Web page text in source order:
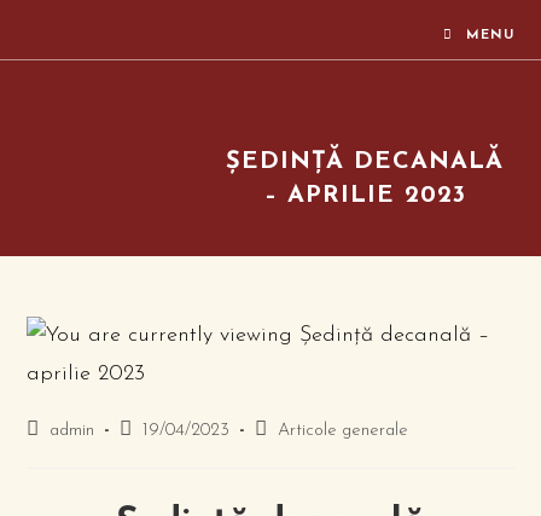
MENU
ȘEDINȚĂ DECANALĂ
– APRILIE 2023
admin 19/04/2023 Articole generale